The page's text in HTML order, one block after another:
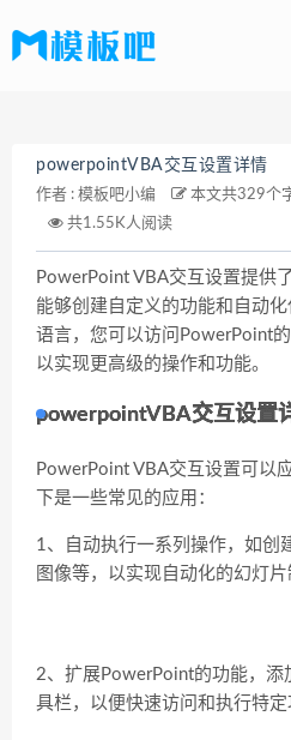
powerpointVBA交互设置详情
作者 : 模板吧小编
本文共329个
共1.55K人阅读
PowerPoint VBA交互设置提供
能够创建自定义的功能和自动
语言，您可以访问PowerPoint
以实现更高级的操作和功能。
powerpointVBA交互设置
PowerPoint VBA交互设置可以
下是一些常见的应用：
1、自动执行一系列操作，如创
图像等，以实现自动化的幻灯片
2、扩展PowerPoint的功能，添
具栏，以便快速访问和执行特定